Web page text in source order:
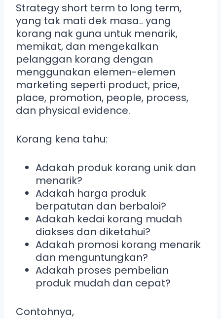
Strategy short term to long term,
yang tak mati dek masa.. yang
korang nak guna untuk menarik,
memikat, dan mengekalkan
pelanggan korang dengan
menggunakan elemen-elemen
marketing seperti product, price,
place, promotion, people, process,
dan physical evidence.
Korang kena tahu:
Adakah produk korang unik dan
menarik?
Adakah harga produk
berpatutan dan berbaloi?
Adakah kedai korang mudah
diakses dan diketahui?
Adakah promosi korang menarik
dan menguntungkan?
Adakah proses pembelian
produk mudah dan cepat?
Contohnya,